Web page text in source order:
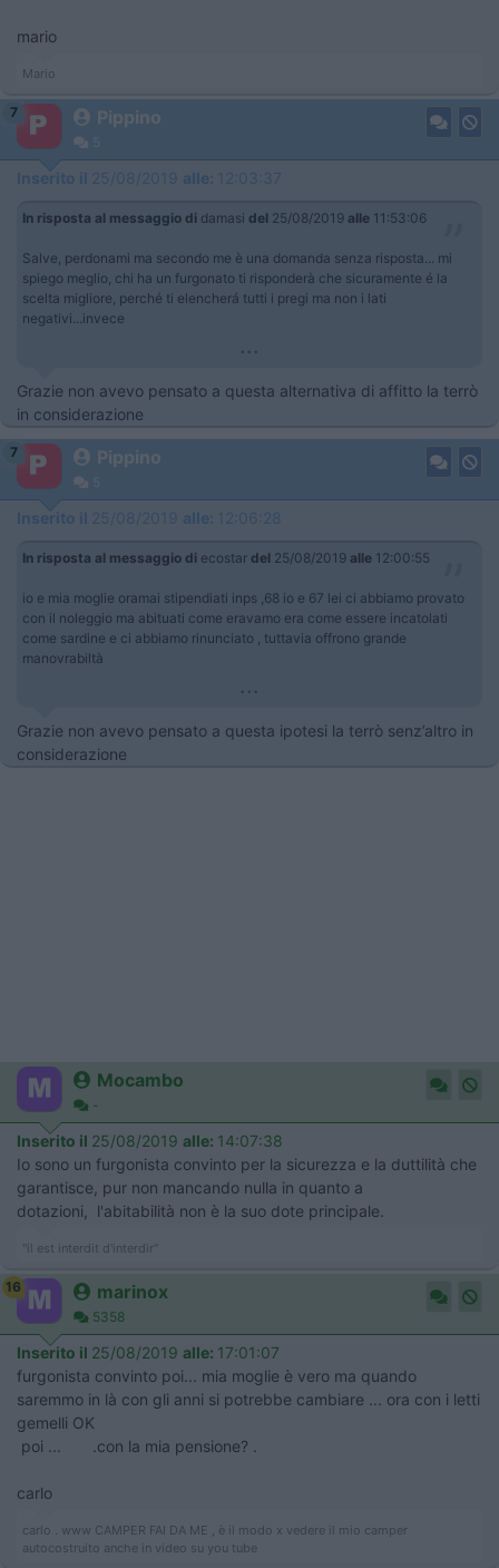
mario
Mario
7 Pippino
5
Inserito il 25/08/2019 alle: 12:03:37
In risposta al messaggio di damasi del 25/08/2019 alle 11:53:06
Salve, perdonami ma secondo me è una domanda senza risposta... mi
spiego meglio, chi ha un furgonato ti risponderà che sicuramente é la
scelta migliore, perché ti elencherá tutti i pregi ma non i lati
negativi...invece
...
Grazie non avevo pensato a questa alternativa di affitto la terrò
in considerazione
7 Pippino
5
Inserito il 25/08/2019 alle: 12:06:28
In risposta al messaggio di ecostar del 25/08/2019 alle 12:00:55
io e mia moglie oramai stipendiati inps ,68 io e 67 lei ci abbiamo provato
con il noleggio ma abituati come eravamo era come essere incatolati
come sardine e ci abbiamo rinunciato , tuttavia offrono grande
manovrabiltà
...
Grazie non avevo pensato a questa ipotesi la terrò senz’altro in
considerazione
Mocambo
-
Inserito il 25/08/2019 alle: 14:07:38
Io sono un furgonista convinto per la sicurezza e la duttilità che
garantisce, pur non mancando nulla in quanto a
dotazioni, l'abitabilità non è la suo dote principale.
"il est interdit d'interdir"
16 marinox
5358
Inserito il 25/08/2019 alle: 17:01:07
furgonista convinto poi... mia moglie è vero ma quando
saremmo in là con gli anni si potrebbe cambiare ... ora con i letti
gemelli OK
poi ... .con la mia pensione? .
carlo
carlo . www CAMPER FAI DA ME , è il modo x vedere il mio camper
autocostruito anche in video su you tube